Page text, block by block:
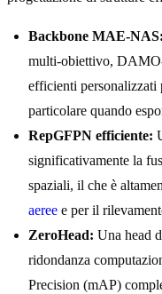
Backbone MAE-NAS:
multi-obiettivo,
efficienti personalizzati
particolare quando
RepGFPN efficiente:
significativamente la
spaziali, il che è
aeree e per il
ZeroHead: Una head
ridondanza
Precision (mAP)